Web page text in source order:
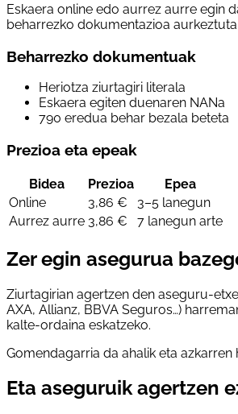
Eskaera online edo aurrez aurre egin
beharrezko dokumentazioa aurkeztuta.
Beharrezko dokumentuak
Heriotza ziurtagiri literala
Eskaera egiten duenaren NANa
790 eredua behar bezala beteta
Prezioa eta epeak
Bidea Prezioa
Epea
Online
3,86 €
3–5 lanegun
Aurrez aurre 3,86 € 7 lanegun arte
Zer egin asegurua
Ziurtagirian agertzen den aseguru-
AXA, Allianz, BBVA Seguros…)
kalte-ordaina eskatzeko.
Gomendagarria da ahalik eta azkarren
Eta aseguruik agertzen